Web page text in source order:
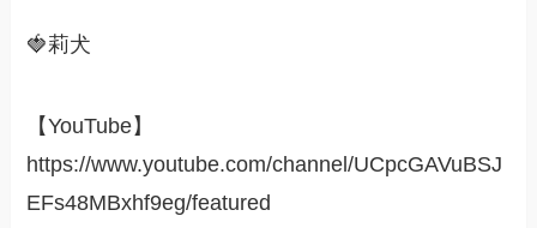
🍓莉犬
【YouTube】
https://www.youtube.com/channel/UCpcGAVuBSJ
EFs48MBxhf9eg/featured